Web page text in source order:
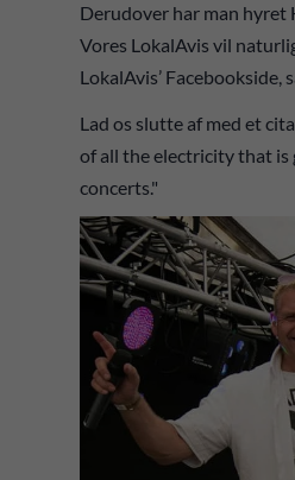
Derudover har man
Vores LokalAvis vil
LokalAvis’
Lad os slutte af med et
of all the electricity that is
concerts."